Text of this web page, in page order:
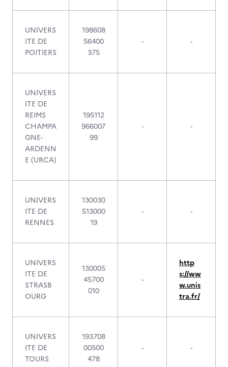
UNIVERS
ITE DE
POITIERS
198608
56400
375
- -
UNIVERS
ITE DE
REIMS
CHAMPA
GNE-
ARDENN
E (URCA)
195112
966007
99
- -
UNIVERS
ITE DE
RENNES
130030
513000
19
- -
UNIVERS
ITE DE
STRASB
OURG
130005
45700
010
-
http
s://ww
w.unis
tra.fr/
UNIVERS
ITE DE
TOURS
193708
00500
478
- -